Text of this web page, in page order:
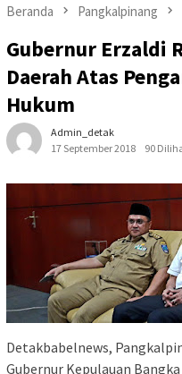
Beranda Pangkalpinang
Gubernur Erzaldi
Daerah Atas
Hukum
Admin_detak
17 September 2018
90
Detakbabelnews,
Gubernur Kepulauan